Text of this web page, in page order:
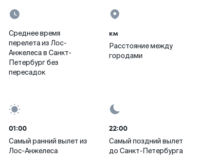
Среднее время
перелета из Лос-
Анжелеса в Санкт-
Петербург без
пересадок
км
Расстояние между
городами
01:00
Самый ранний вылет из
Лос-Анжелеса
22:00
Самый поздний вылет
до Санкт-Петербурга